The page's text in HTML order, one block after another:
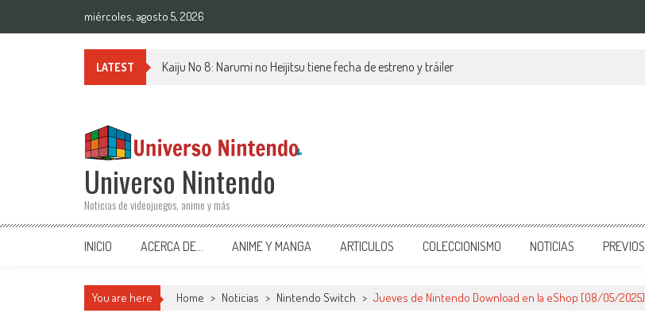
miércoles, agosto 5, 2026
LATEST Kaiju No 8: Narumi no Heijitsu tiene fecha de estreno y tráiler
Universo Nintendo
Noticias de videojuegos, anime y más
INICIO ACERCA DE… ANIME Y MANGA ARTICULOS COLECCIONISMO NOTICIAS PREVIOS
You are here Home > Noticias > Nintendo Switch > Jueves de Nintendo Download en la eShop [08/05/2025]